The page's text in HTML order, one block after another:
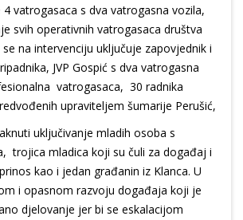
vatrogasaca s dva vatrogasna vozila,
svih operativnih vatrogasaca društva
na intervenciju uključuje zapovjednik i
JVP Gospić s dva vatrogasna
vatrogasaca, 30 radnika
upraviteljem šumarije Perušić,
uključivanje mladih osoba s
trojica mladica koji su čuli za događaj i
kao i jedan građanin iz Klanca. U
i opasnom razvoju događaja koji je
djelovanje jer bi se eskalacijom